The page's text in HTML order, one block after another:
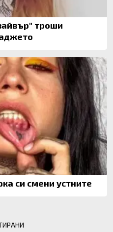
троши
си смени устните